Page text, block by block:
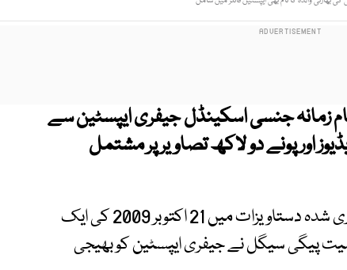
زمانہ جنسی اسکینڈل جیفری ایپسٹین سے
سے زائد صفحات، 2 ہزار ویڈیوز اور پونے دو لاکھ تصاویر پر مشتمل
عالمی خبر رساں ادارے کے مطابق اس نئی جاری شدہ دستاویزات میں 21 اکتوبر 2009 کی ایک
پیگی سیگل نے جیفری ایپسٹین کو بھیجی